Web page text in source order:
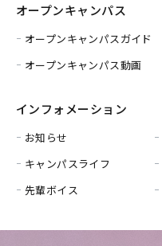
オープンキャンパス
オープンキャンパスガイド
オープンキャンパス動画
インフォメーション
お知らせ
キャンパスライフ
先輩ボイス